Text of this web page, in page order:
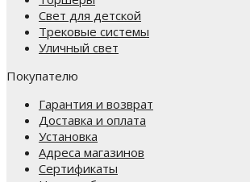
Свет для детской
Трековые системы
Уличный свет
Покупателю
Гарантия и возврат
Доставка и оплата
Установка
Адреса магазинов
Сертификаты